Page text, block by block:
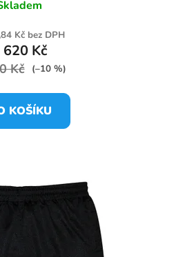
Kč bez DPH
620 Kč
Kč (–10 %)
KOŠÍKU